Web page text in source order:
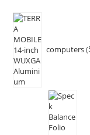
computers